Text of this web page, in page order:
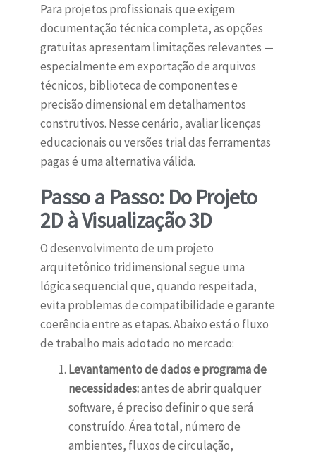
Para projetos profissionais que exigem
documentação técnica completa, as opções
gratuitas apresentam limitações relevantes —
especialmente em exportação de arquivos
técnicos, biblioteca de componentes e
precisão dimensional em detalhamentos
construtivos. Nesse cenário, avaliar licenças
educacionais ou versões trial das ferramentas
pagas é uma alternativa válida.
Passo a Passo: Do Projeto
2D à Visualização 3D
O desenvolvimento de um projeto
arquitetônico tridimensional segue uma
lógica sequencial que, quando respeitada,
evita problemas de compatibilidade e garante
coerência entre as etapas. Abaixo está o fluxo
de trabalho mais adotado no mercado:
Levantamento de dados e programa de
necessidades:antes de abrir qualquer
software, é preciso definir o que será
construído. Área total, número de
ambientes, fluxos de circulação,